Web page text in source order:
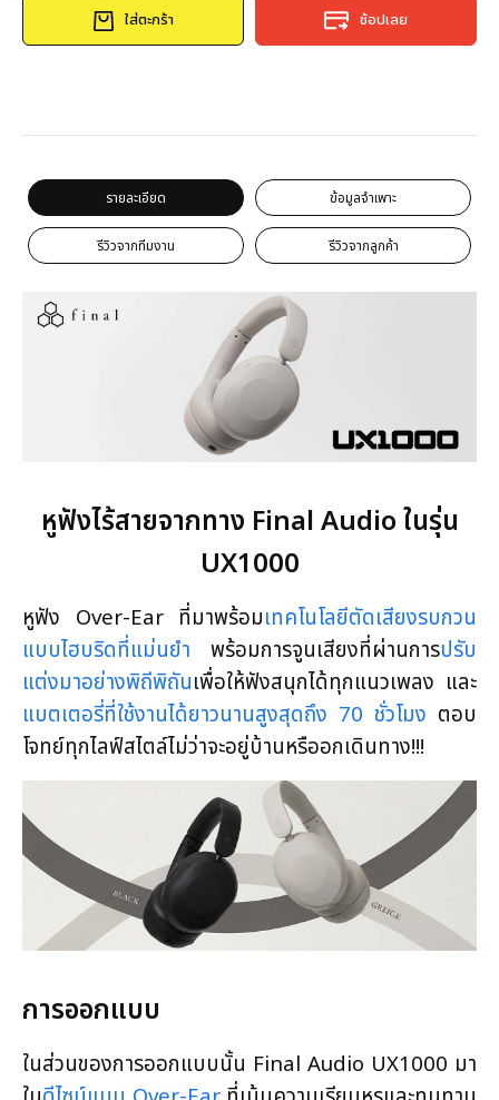
ใส่ตะกร้า ช้อปเลย
รายละเอียด ข้อมูลจำเพาะ
รีวิวจากทีมงาน รีวิวจากลูกค้า
หูฟังไร้สายจากทาง Final Audio ในรุ่น
UX1000
หูฟัง Over-Ear ที่มาพร้อมเทคโนโลยีตัดเสียงรบกวน
แบบไฮบริดที่แม่นยำ พร้อมการจูนเสียงที่ผ่านการปรับ
แต่งมาอย่างพิถีพิถันเพื่อให้ฟังสนุกได้ทุกแนวเพลง และ
แบตเตอรี่ที่ใช้งานได้ยาวนานสูงสุดถึง 70 ชั่วโมง ตอบ
โจทย์ทุกไลฟ์สไตล์ไม่ว่าจะอยู่บ้านหรืออกเดินทาง!!!
การออกแบบ
ในส่วนของการออกแบบนั้น Final Audio UX1000 มา